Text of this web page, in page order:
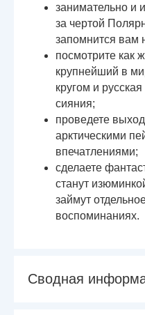
занимательно и
за чертой
запомнится вам
посмотрите как
крупнейший в
кругом и
сияния;
проведете
арктическими
впечатлениями;
сделаете
станут
займут
воспоминаниях.
Сводная